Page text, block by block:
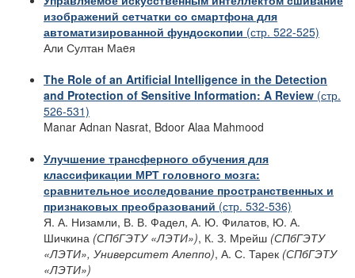
изображений сетчатки со смартфона для
автоматизированной фундоскопии (стр. 522-525)
Али Султан Маeя
The Role of an Artificial Intelligence in the Detection
and Protection of Sensitive Information: A Review (стр.
526-531)
Manar Adnan Nasrat, Bdoor Alaa Mahmood
Улучшение трансферного обучения для
классификации МРТ головного мозга:
сравнительное исследование пространственных и
признаковых преобразований (стр. 532-536)
Я. А. Низамли, В. В. Фадел, А. Ю. Филатов, Ю. А.
Шичкина (СПбГЭТУ «ЛЭТИ»), К. З. Мрейш (СПбГЭТУ
«ЛЭТИ», Университет Алеппо), А. С. Тарек (СПбГЭТУ
«ЛЭТИ»)